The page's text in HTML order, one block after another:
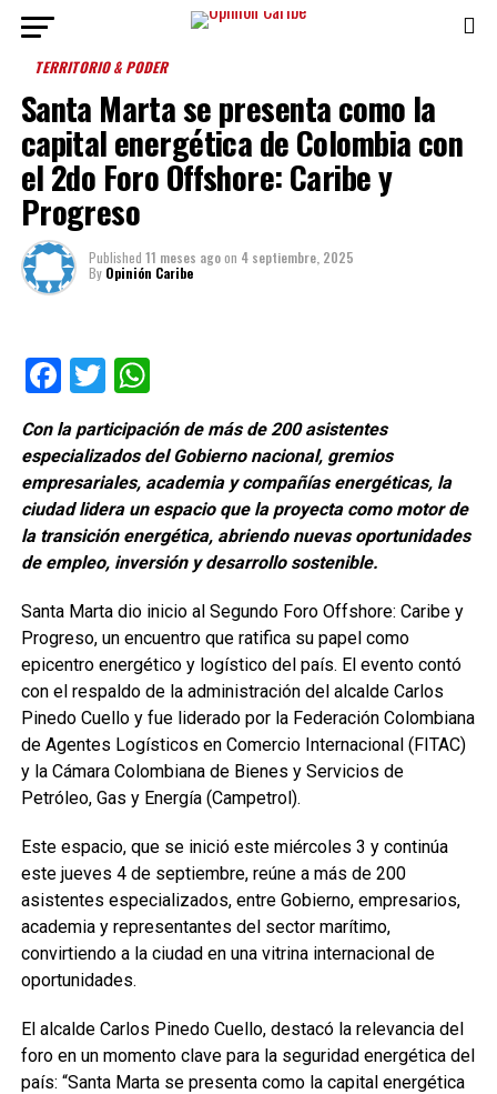
TERRITORIO & PODER
Santa Marta se presenta como la
capital energética de Colombia con
el 2do Foro Offshore: Caribe y
Progreso
Published 11 meses agoon 4 septiembre, 2025
By Opinión Caribe
Facebook
TwitterWhatsApp
Con la participación de más de 200 asistentes
especializados del Gobierno nacional, gremios
empresariales, academia y compañías energéticas, la
ciudad lidera un espacio que la proyecta como motor de
la transición energética, abriendo nuevas oportunidades
de empleo, inversión y desarrollo sostenible.
Santa Marta dio inicio al Segundo Foro Offshore: Caribe y
Progreso, un encuentro que ratifica su papel como
epicentro energético y logístico del país. El evento contó
con el respaldo de la administración del alcalde Carlos
Pinedo Cuello y fue liderado por la Federación Colombiana
de Agentes Logísticos en Comercio Internacional (FITAC)
y la Cámara Colombiana de Bienes y Servicios de
Petróleo, Gas y Energía (Campetrol).
Este espacio, que se inició este miércoles 3 y continúa
este jueves 4 de septiembre, reúne a más de 200
asistentes especializados, entre Gobierno, empresarios,
academia y representantes del sector marítimo,
convirtiendo a la ciudad en una vitrina internacional de
oportunidades.
El alcalde Carlos Pinedo Cuello, destacó la relevancia del
foro en un momento clave para la seguridad energética del
país: “Santa Marta se presenta como la capital energética